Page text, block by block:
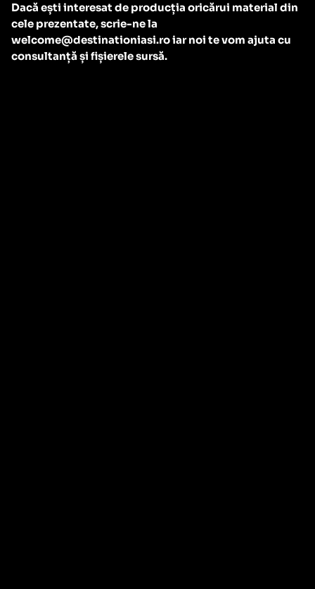
Dacă ești interesat de producția oricărui material din
cele prezentate, scrie-ne la
welcome@destinationiasi.roiar noi te vom ajuta cu
consultanță și fișierele sursă.